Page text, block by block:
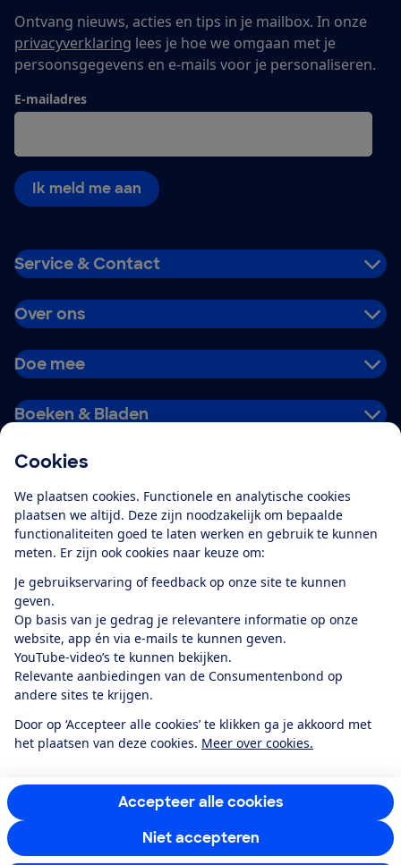
Cookies
We plaatsen cookies. Functionele en analytische cookies
plaatsen we altijd. Deze zijn noodzakelijk om bepaalde
functionaliteiten goed te laten werken en gebruik te kunnen
meten. Er zijn ook cookies naar keuze om:
Je gebruikservaring of feedback op onze site te kunnen
geven.
Op basis van je gedrag je relevantere informatie op onze
website, app én via e-mails te kunnen geven.
YouTube-video’s te kunnen bekijken.
Relevante aanbiedingen van de Consumentenbond op
andere sites te krijgen.
Door op ‘Accepteer alle cookies’ te klikken ga je akkoord met
het plaatsen van deze cookies. Meer over cookies.
Accepteer alle cookies
Niet accepteren
Ontvang nieuws, acties en tips in je mailbox. In onze
privacyverklaring lees je hoe we omgaan met je
persoonsgegevens en e-mails voor je personaliseren.
E-mailadres
Ik meld me aan
Service & Contact
Over ons
Doe mee
Boeken & Bladen
Alles over de
app
Algemene Voorwaarden
Privacyverklaring
Cookiebeleid
Privacyvoorkeuren
Toegankelijkheid
RSS-feed nieuws
Facebook
TwitterInstagram
YoutubeLinkedIn
12.901consumentenbeoordelen de Consumentenbondmet gemiddeld